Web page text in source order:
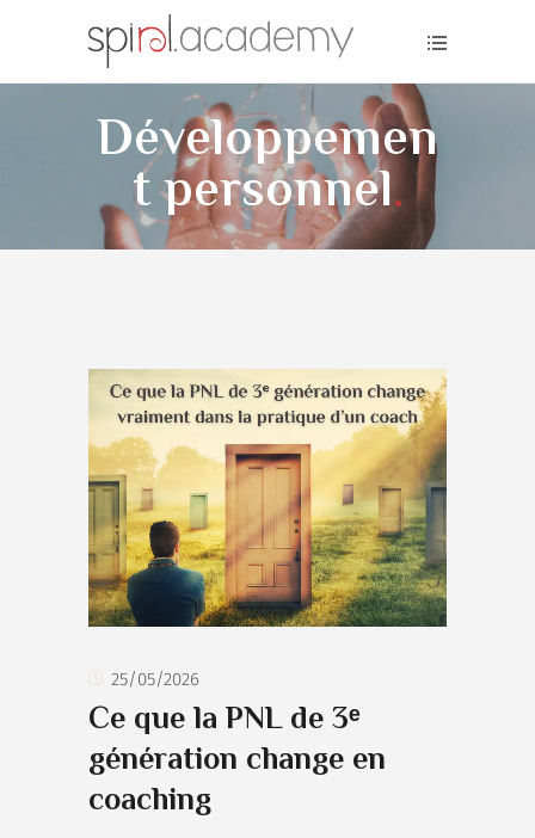
Développemen
t personnel
25/05/2026
Ce que la PNL de 3ᵉ
génération change en
coaching